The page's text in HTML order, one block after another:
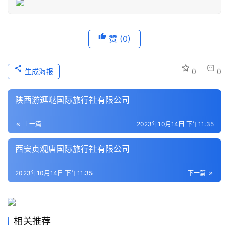
游
家
本
生
旅
游
赞 (0)
0 0
生成海报
陕西游逛哒国际旅行社有限公司
上一篇 2023年10月14日 下午11:35
西安贞观唐国际旅行社有限公司
下一篇
2023年10月14日 下午11:35
相关推荐